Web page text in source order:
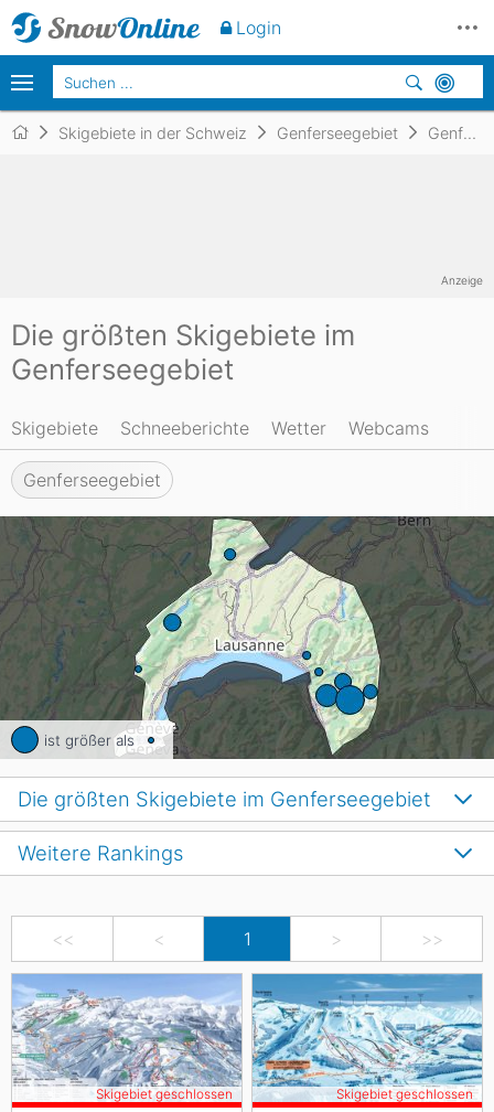
Skigebiete in der Schweiz Genferseegebiet Genferseegebiet
Die größten Skigebiete im
Genferseegebiet
Skigebiete Schneeberichte Wetter Webcams
Genferseegebiet
ist größer als
<< < 1 > >>
Skigebiet geschlossen Skigebiet geschlossen
Weitere Rankings
Die größten Skigebiete im Genferseegebiet
Anzeige
Login